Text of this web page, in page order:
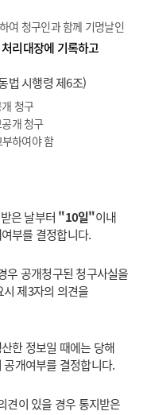
여 청구인과 함께 기명날인
리대장에 기록하고
법 시행령 제6조)
청구
개 청구
하여야 함
은 날부터 "10일"이내
부를 결정합니다.
우 공개청구된 청구사실을
제3자의 의견을
한 정보일 때에는 당해
개여부를 결정합니다.
견이 있을 경우 통지받은